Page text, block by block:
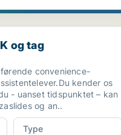
uddannelsen...
og tag
convenience-
kender os
- uanset tidspunktet – kan
og an..
Type